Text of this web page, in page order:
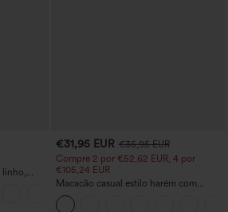
linho,
e
€31,95 EUR €35,95 EUR
Compre 2 por €52,62 EUR, 4 por
€105,24 EUR
Macacão casual estilo harém com
decote em U e bolsos - Edição Easy
Peezy